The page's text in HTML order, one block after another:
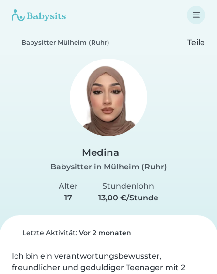
Babysitter Mülheim (Ruhr) Teile
Medina
Babysitter in Mülheim (Ruhr)
Alter
17
Stundenlohn
13,00 €/Stunde
Letzte Aktivität: Vor 2 monaten
Ich bin ein verantwortungsbewusster,
freundlicher und geduldiger Teenager mit 2